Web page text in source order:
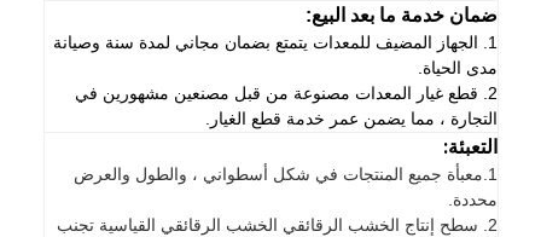
ضمان خدمة ما بعد البيع:
1. الجهاز المضيف للمعدات يتمتع بضمان مجاني لمدة سنة وصيانة
مدى الحياة.
2. قطع غيار المعدات مصنوعة من قبل مصنعين مشهورين في
التجارة ، مما يضمن عمر خدمة قطع الغيار.
التعبئة:
1. معبأة جميع المنتجات في شكل أسطواني ، والطول والعرض
محددة.
2. سطح إنتاج الخشب الرقائقي الخشب الرقائقي القياسية تجنب